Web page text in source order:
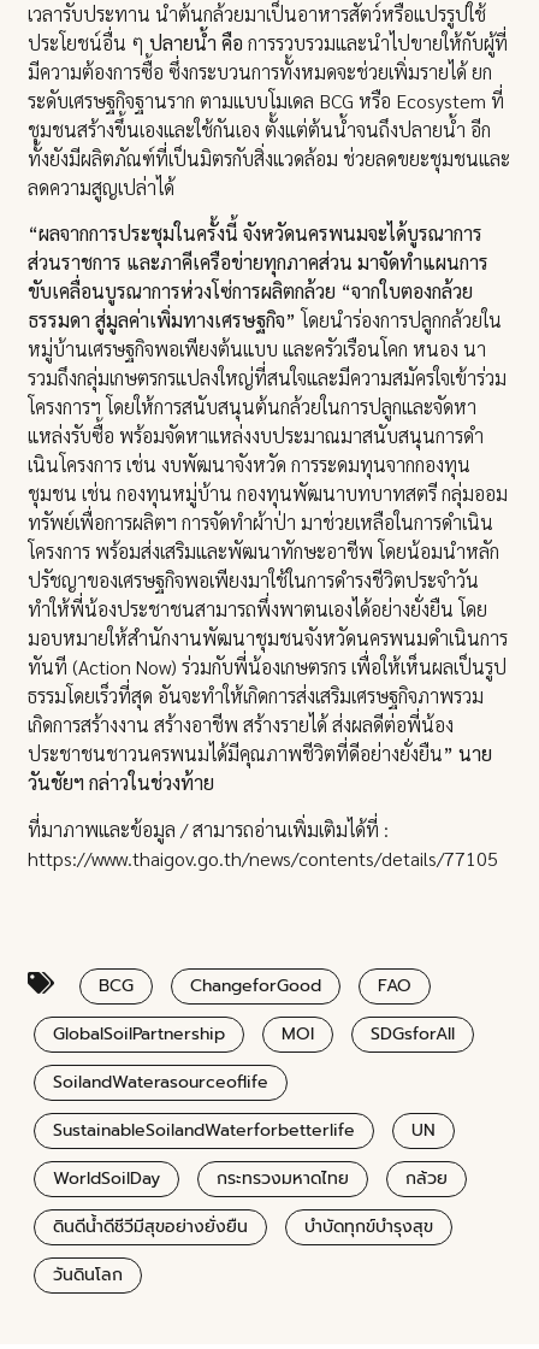
เวลารับประทาน นำต้นกล้วยมาเป็นอาหารสัตว์หรือแปรรูปใช้
ประโยชน์อื่น ๆปลายน้ำ คือ การรวบรวมและนำไปขายให้กับผู้ที่
มีความต้องการซื้อ ซึ่งกระบวนการทั้งหมดจะช่วยเพิ่มรายได้ ยก
ระดับเศรษฐกิจฐานราก ตามแบบโมเดล BCG หรือ Ecosystem ที่
ชุมชนสร้างขึ้นเองและใช้กันเอง ตั้งแต่ต้นน้ำจนถึงปลายน้ำ อีก
ทั้งยังมีผลิตภัณฑ์ที่เป็นมิตรกับสิ่งแวดล้อม ช่วยลดขยะชุมชนและ
ลดความสูญเปล่าได้
“ผลจากการประชุมในครั้งนี้ จังหวัดนครพนมจะได้บูรณาการ
ส่วนราชการ และภาคีเครือข่ายทุกภาคส่วน มาจัดทำแผนการ
ขับเคลื่อนบูรณาการห่วงโซ่การผลิตกล้วย “จากใบตองกล้วย
ธรรมดา สู่มูลค่าเพิ่มทางเศรษฐกิจ” โดยนำร่องการปลูกกล้วยใน
หมู่บ้านเศรษฐกิจพอเพียงต้นแบบ และครัวเรือนโคก หนอง นา
รวมถึงกลุ่มเกษตรกรแปลงใหญ่ที่สนใจและมีความสมัครใจเข้าร่วม
โครงการฯ โดยให้การสนับสนุนต้นกล้วยในการปลูกและจัดหา
แหล่งรับซื้อ พร้อมจัดหาแหล่งงบประมาณมาสนับสนุนการดำ
เนินโครงการ เช่น งบพัฒนาจังหวัด การระดมทุนจากกองทุน
ชุมชน เช่น กองทุนหมู่บ้าน กองทุนพัฒนาบทบาทสตรี กลุ่มออม
ทรัพย์เพื่อการผลิตฯ การจัดทำผ้าป่า มาช่วยเหลือในการดำเนิน
โครงการ พร้อมส่งเสริมและพัฒนาทักษะอาชีพ โดยน้อมนำหลัก
ปรัชญาของเศรษฐกิจพอเพียงมาใช้ในการดำรงชีวิตประจำวัน
ทำให้พี่น้องประชาชนสามารถพึ่งพาตนเองได้อย่างยั่งยืน โดย
มอบหมายให้สำนักงานพัฒนาชุมชนจังหวัดนครพนมดำเนินการ
ทันที (Action Now) ร่วมกับพี่น้องเกษตรกร เพื่อให้เห็นผลเป็นรูป
ธรรมโดยเร็วที่สุด อันจะทำให้เกิดการส่งเสริมเศรษฐกิจภาพรวม
เกิดการสร้างงาน สร้างอาชีพ สร้างรายได้ ส่งผลดีต่อพี่น้อง
ประชาชนชาวนครพนมได้มีคุณภาพชีวิตที่ดีอย่างยั่งยืน” นาย
วันชัยฯ กล่าวในช่วงท้าย
ที่มาภาพและข้อมูล / สามารถอ่านเพิ่มเติมได้ที่ :
https://www.thaigov.go.th/news/contents/details/77105
BCG ChangeforGood
FAO
GlobalSoilPartnership
MOI
SDGsforAll
SoilandWaterasourceoflife
SustainableSoilandWaterforbetterlife
UN
WorldSoilDay
กระทรวงมหาดไทย
กล้วย
ดินดีน้ำดีชีวีมีสุขอย่างยั่งยืน
บำบัดทุกข์บำรุงสุข
วันดินโลก